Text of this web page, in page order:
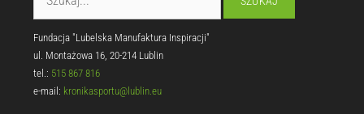
Fundacja "Lubelska Manufaktura Inspiracji"
ul. Montażowa 16, 20-214 Lublin
tel.: 515 867 816
e-mail: kronikasportu@lublin.eu